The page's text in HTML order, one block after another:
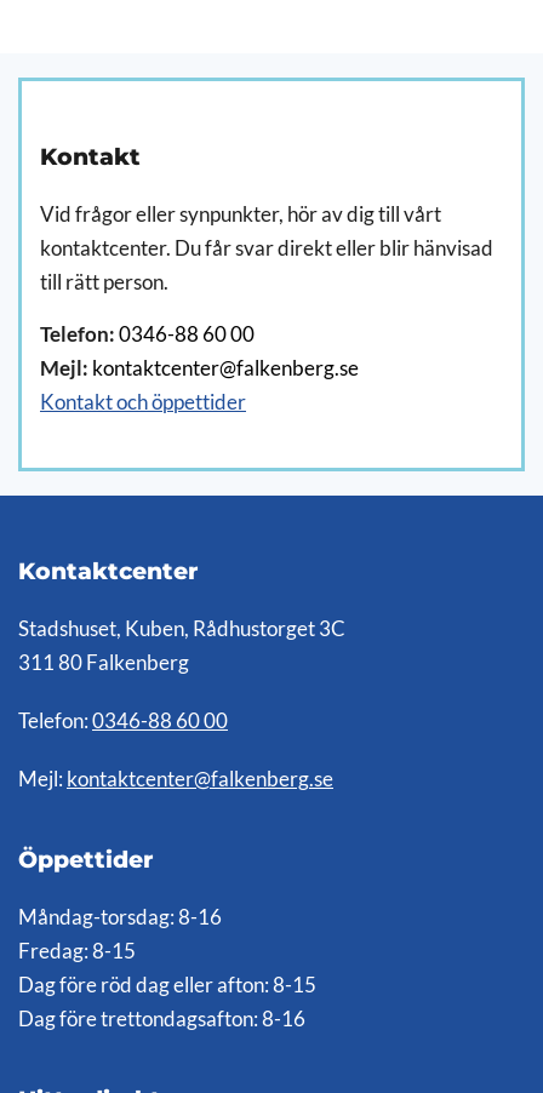
Kontakt
Vid frågor eller synpunkter, hör av dig till vårt
kontaktcenter. Du får svar direkt eller blir hänvisad
till rätt person.
Telefon: 0346-88 60 00
Mejl: kontaktcenter@falkenberg.se
Kontakt och öppettider
Kontaktcenter
Stadshuset, Kuben, Rådhustorget 3C
311 80 Falkenberg
Telefon: 0346-88 60 00
Mejl: kontaktcenter@falkenberg.se
Öppettider
Måndag-torsdag: 8-16
Fredag: 8-15
Dag före röd dag eller afton: 8-15
Dag före trettondagsafton: 8-16